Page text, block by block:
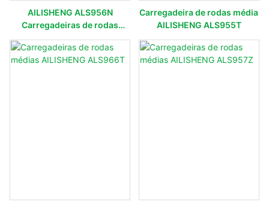
AILISHENG ALS956N
Carregadeiras de rodas
médias para venda
Carregadeira de rodas média
AILISHENG ALS955T